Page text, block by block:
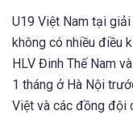
U19 Việt Nam tại
không có nhiều điều
HLV Đinh Thế Nam
1 tháng ở Hà Nội
Việt và các đồng đội